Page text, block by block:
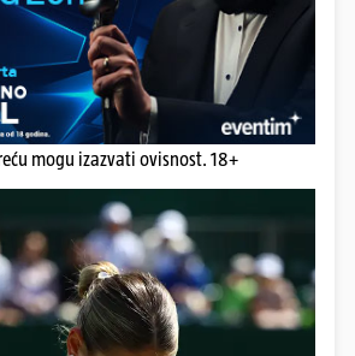
mogu izazvati ovisnost. 18+